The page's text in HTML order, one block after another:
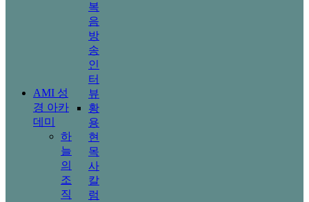
복
음
방
송
인
터
뷰
황
용
현
목
사
칼
럼
AMI 성
경 아카
데미
하
늘
의
조
직